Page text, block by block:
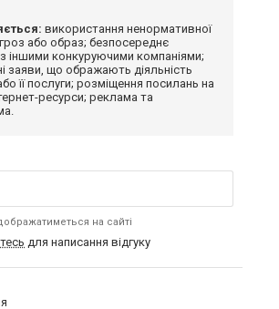
використання ненормативної
або образ; безпосереднє
іншими конкуруючими компаніями;
заяви, що ображають діяльність
її послуги; розміщення посилань на
ресурси; реклама та
на сайті
для написання відгуку